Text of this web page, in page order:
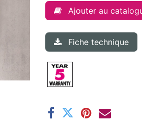
Ajouter au
Fiche technique